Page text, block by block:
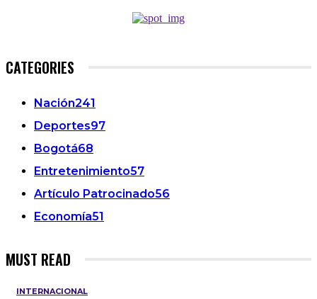
CATEGORIES
Nación241
Deportes97
Bogotá68
Entretenimiento57
Artículo Patrocinado56
Economía51
MUST READ
INTERNACIONAL